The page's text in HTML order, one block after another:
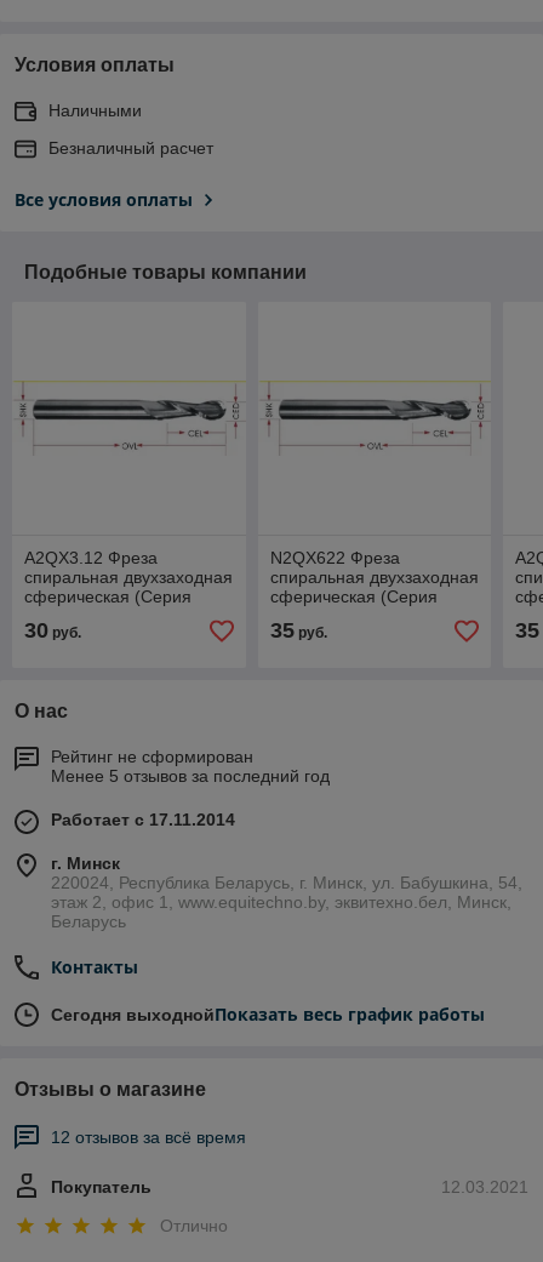
Условия оплаты
Наличными
Безналичный расчет
Все условия оплаты
Подобные товары компании
A2QX3.12 Фреза
спиральная двухзаходная
сферическая (Серия
30 руб.
N2QX622 Фреза
спиральная двухзаходная
сферическая (Серия
35руб. 35
О нас
Рейтинг не сформирован
Менее 5 отзывов за последний год
Работает с 17.11.2014
г. Минск
220024, Республика Беларусь, г. Минск, ул. Бабушкина, 54,
этаж 2, офис 1, www.equitechno.by, эквитехно.бел, Минск,
Беларусь
Контакты
Сегодня выходнойПоказать весь график работы
Отзывы о магазине
12 отзывов за всё время
12.03.2021
Покупатель
Отлично